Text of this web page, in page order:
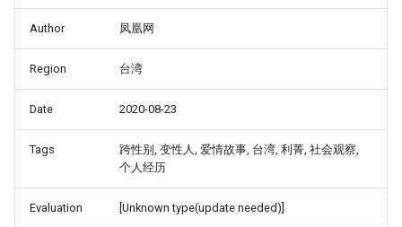
Author 凤凰网
Region 台湾
Date 2020-08-23
Tags
跨性别, 变性人, 爱情故事, 台湾, 利菁, 社会观察,
个人经历
Evaluation [Unknown type(update needed)]